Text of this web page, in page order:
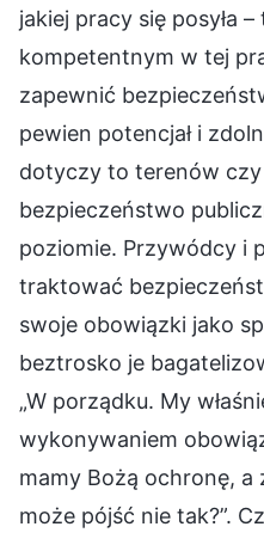
jakiej pracy się posyła
kompetentnym w tej
zapewnić
pewien potencjał i
dotyczy to terenów
bezpieczeństwo
poziomie. Przywódcy i
traktować
swoje obowiązki jako
beztrosko je
„W porządku. My
wykonywaniem
mamy Bożą ochronę, a
może pójść nie tak?”.